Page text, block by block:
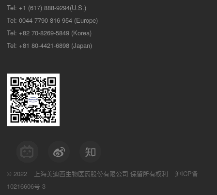
Tel: +1 (617) 888-9294(U.S.)
Tel: 0044 7790 816 954 (Europe)
Tel: +82 70-8269-5849 (Korea)
Tel: +81 80-4421-6898 (Japan)
© 2022 上海美迪西生物医药股份有限公司 保留所有权利
沪ICP备
10216606号-3